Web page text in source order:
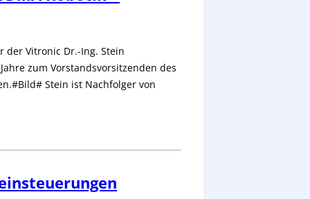
der Vitronic Dr.-Ing. Stein
zum Vorstandsvorsitzenden des
Stein ist Nachfolger von